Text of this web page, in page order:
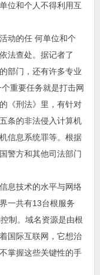
位和个人不得利用互
动的任 何单位和个
法查处。据记者了
部门，还有许多专业
重要任务就是打击网
《刑法》里，有针对
条的非法侵入计算机
信息系统罪等。根据
警方和其他司法部门
息技术的水平与网络
一共有13台根服务
制。域名资源是由根
国际互联网，它想治
掌握这些关键性的手